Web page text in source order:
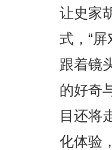
让史家
式，“
跟着镜
的好奇
目还将
化体验